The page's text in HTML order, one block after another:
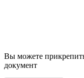
Вы можете
документ